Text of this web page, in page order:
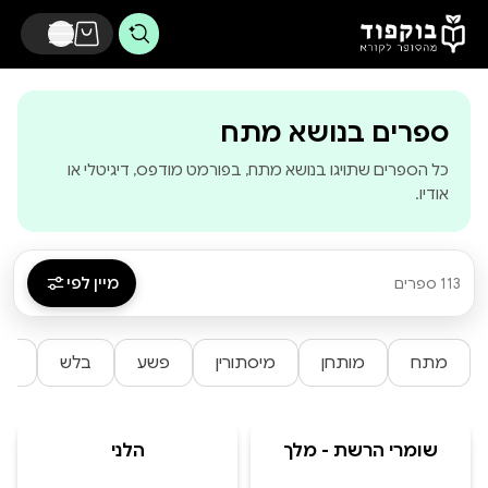
דלג לתוכן הראשי
ספרים בנושא מתח
כל הספרים שתויגו בנושא מתח, בפורמט מודפס, דיגיטלי או
אודיו.
113 ספרים מיין לפי
מתח מותחן מיסתורין פשע בלש
שומרי הרשת - מלך
הלני